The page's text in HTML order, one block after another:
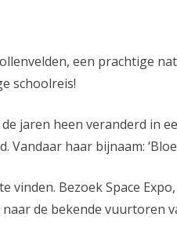
een prachtige
schoolreis!
jaren heen veranderd in
haar bijnaam:
vinden. Bezoek Space
de bekende vuurtoren